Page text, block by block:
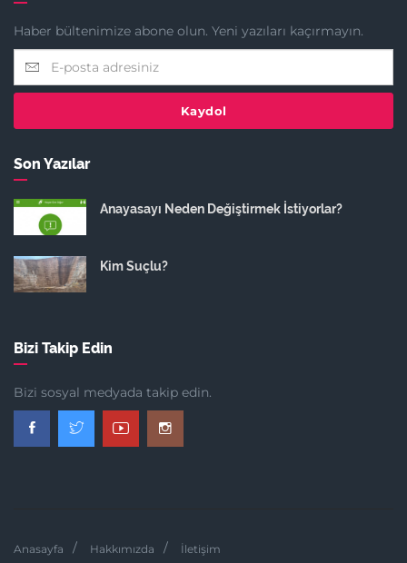
Haber bültenimize abone olun. Yeni yazıları kaçırmayın.
Kaydol
Son Yazılar
Anayasayı Neden Değiştirmek İstiyorlar?
Kim Suçlu?
Bizi Takip Edin
Bizi sosyal medyada takip edin.
Anasayfa Hakkımızda İletişim